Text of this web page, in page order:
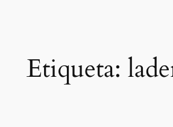
Etiqueta: